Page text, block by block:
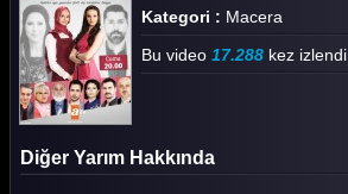
Diğer Yarım 2. Bölüm
Diğer Yarım 1. Bölüm
Tüm Bölümleri Göster
Kategori : Macera
Bu video 17.288 kez izlendi.
Diğer Yarım Hakkında